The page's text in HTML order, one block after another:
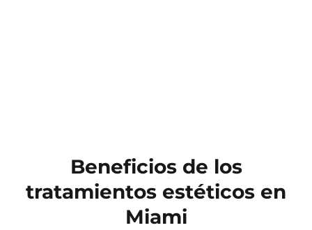
Beneficios de los
tratamientos estéticos en
Miami